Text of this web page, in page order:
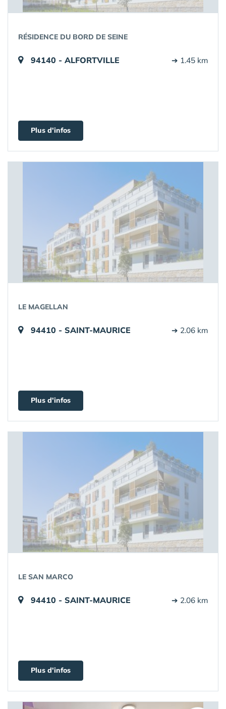
RÉSIDENCE DU BORD DE SEINE
94140 - ALFORTVILLE ➔ 1.45 km
Plus d'infos
LE MAGELLAN
94410 - SAINT-MAURICE ➔ 2.06 km
Plus d'infos
LE SAN MARCO
94410 - SAINT-MAURICE ➔ 2.06 km
Plus d'infos